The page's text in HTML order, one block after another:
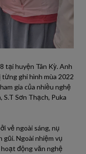
tại huyện Tân Kỳ. Anh
ghi hình mùa 2022
gia của nhiều nghệ
S.T Sơn Thạch, Puka
vẻ ngoài sáng, nụ
Ngoài nhiệm vụ
động văn nghệ